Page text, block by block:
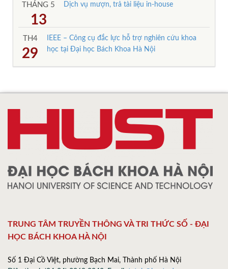
THÁNG 5
13
Dịch vụ mượn, trả tài liệu in-house
TH4
29
IEEE – Công cụ đắc lực hỗ trợ nghiên cứu khoa
học tại Đại học Bách Khoa Hà Nội
TRUNG TÂM TRUYỀN THÔNG VÀ TRI THỨC SỐ - ĐẠI
HỌC BÁCH KHOA HÀ NỘI
Số 1 Đại Cồ Việt, phường Bạch Mai, Thành phố Hà Nội